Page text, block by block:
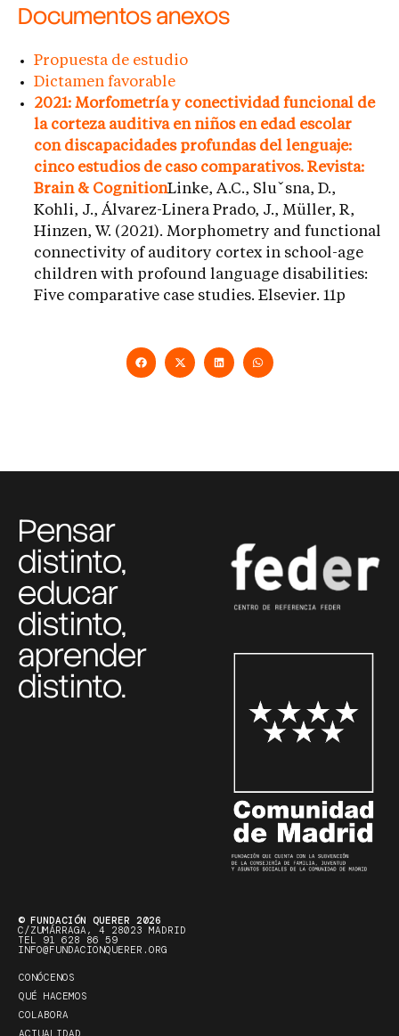
Documentos anexos
Propuesta de estudio
Dictamen favorable
2021: Morfometría y conectividad funcional de
la corteza auditiva en niños en edad escolar
con discapacidades profundas del lenguaje:
cinco estudios de caso comparativos. Revista:
Brain & CognitionLinke, A.C., Sluˇsna, D.,
Kohli, J., Álvarez-Linera Prado, J., Müller, R,
Hinzen, W. (2021). Morphometry and functional
connectivity of auditory cortex in school-age
children with profound language disabilities:
Five comparative case studies. Elsevier. 11p
Pensar
distinto,
educar
distinto,
aprender
distinto.
© FUNDACIÓN QUERER 2026
C/ZUMÁRRAGA, 4 28023 MADRID
TEL 91 628 86 59
INFO@FUNDACIONQUERER.ORG
CONÓCENOS
QUÉ HACEMOS
COLABORA
ACTUALIDAD